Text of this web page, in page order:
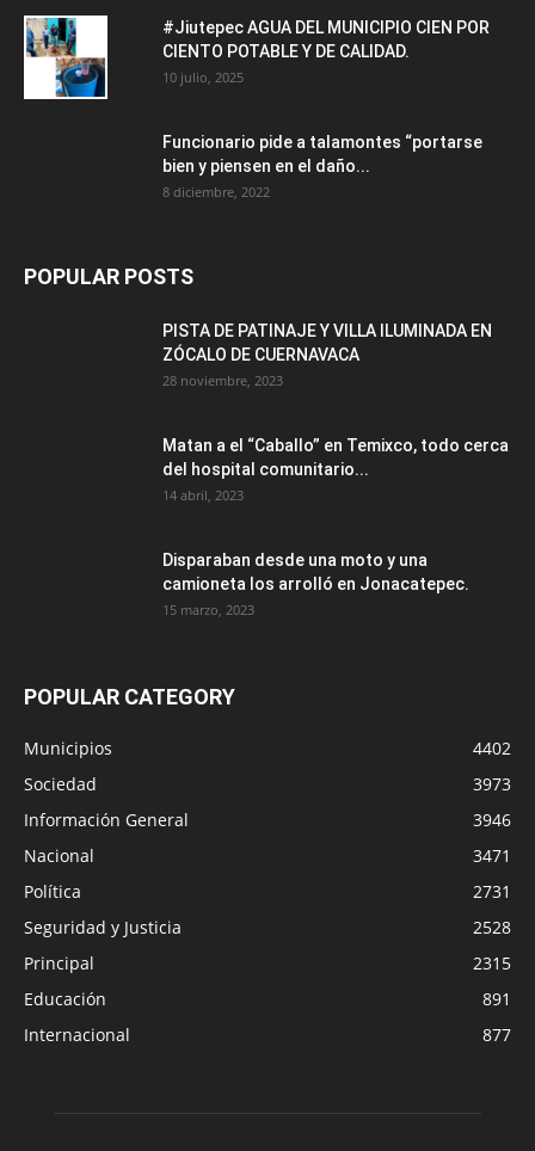
#Jiutepec AGUA DEL MUNICIPIO CIEN POR
CIENTO POTABLE Y DE CALIDAD.
10 julio, 2025
Funcionario pide a talamontes “portarse
bien y piensen en el daño...
8 diciembre, 2022
POPULAR POSTS
PISTA DE PATINAJE Y VILLA ILUMINADA EN
ZÓCALO DE CUERNAVACA
28 noviembre, 2023
Matan a el “Caballo” en Temixco, todo cerca
del hospital comunitario...
14 abril, 2023
Disparaban desde una moto y una
camioneta los arrolló en Jonacatepec.
15 marzo, 2023
POPULAR CATEGORY
Municipios
4402
Sociedad
3973
Información General
3946
Nacional
3471
Política
2731
Seguridad y Justicia
2528
Principal
2315
Educación
891
Internacional
877